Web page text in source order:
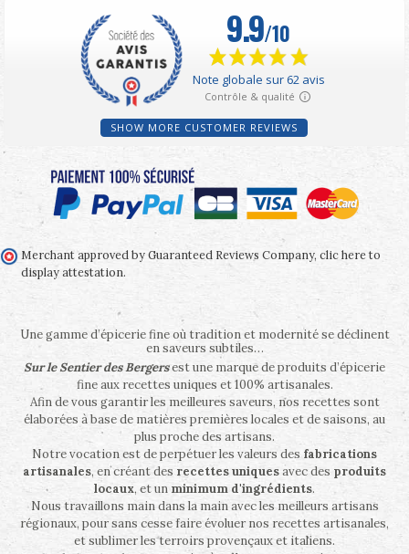
SHOW MORE CUSTOMER REVIEWS
Merchant approved by Guaranteed Reviews Company, clic here to
display attestation.
Une gamme d’épicerie fine où tradition et modernité se déclinent
en saveurs subtiles…
Sur le Sentier des Bergersest une marque de produits d’épicerie
fine aux recettes uniques et 100% artisanales.
Afin de vous garantir les meilleures saveurs, nos recettes sont
élaborées à base de matières premières locales et de saisons, au
plus proche des artisans.
Notre vocation est de perpétuer les valeurs des fabrications
artisanales, en créant des recettes uniquesavec des produits
locaux, et un minimum d'ingrédients.
Nous travaillons main dans la main avec les meilleurs artisans
régionaux, pour sans cesse faire évoluer nos recettes artisanales,
et sublimer les terroirs provençaux et italiens.